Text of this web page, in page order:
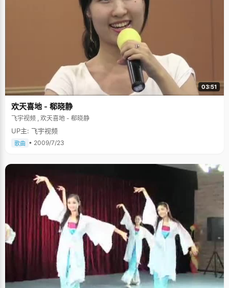
03:51
欢天喜地 - 郗晓静
飞宇视频 , 欢天喜地 - 郗晓静
UP主: 飞宇视频
歌曲 • 2009/7/23